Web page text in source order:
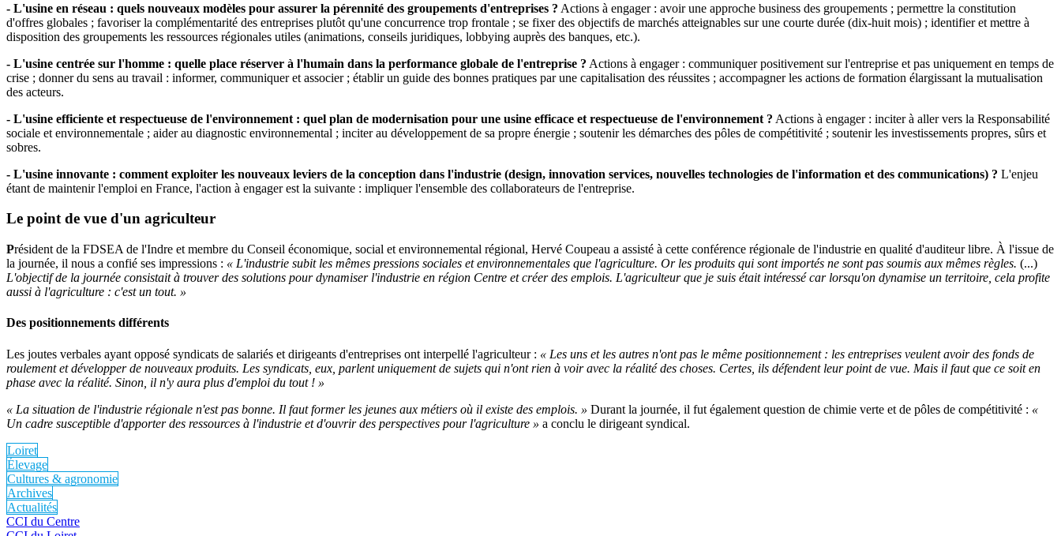
- L'usine en réseau : quels nouveaux modèles pour assurer la pérennité des groupements d'entreprises ? Actions à engager : avoir une approche business des groupements ; permettre la constitution
d'offres globales ; favoriser la complémentarité des entreprises plutôt qu'une concurrence trop frontale ; se fixer des objectifs de marchés atteignables sur une courte durée (dix-huit mois) ; identifier et mettre à
disposition des groupements les ressources régionales utiles (animations, conseils juridiques, lobbying auprès des banques, etc.).
- L'usine centrée sur l'homme : quelle place réserver à l'humain dans la performance globale de l'entreprise ? Actions à engager : communiquer positivement sur l'entreprise et pas uniquement en temps de
crise ; donner du sens au travail : informer, communiquer et associer ; établir un guide des bonnes pratiques par une capitalisation des réussites ; accompagner les actions de formation élargissant la mutualisation
des acteurs.
- L'usine efficiente et respectueuse de l'environnement : quel plan de modernisation pour une usine efficace et respectueuse de l'environnement ? Actions à engager : inciter à aller vers la Responsabilité
sociale et environnementale ; aider au diagnostic environnemental ; inciter au développement de sa propre énergie ; soutenir les démarches des pôles de compétitivité ; soutenir les investissements propres, sûrs et
sobres.
- L'usine innovante : comment exploiter les nouveaux leviers de la conception dans l'industrie (design, innovation services, nouvelles technologies de l'information et des communications) ? L'enjeu
étant de maintenir l'emploi en France, l'action à engager est la suivante : impliquer l'ensemble des collaborateurs de l'entreprise.
Le point de vue d'un agriculteur
Président de la FDSEA de l'Indre et membre du Conseil économique, social et environnemental régional, Hervé Coupeau a assisté à cette conférence régionale de l'industrie en qualité d'auditeur libre. À l'issue de
la journée, il nous a confié ses impressions : « L'industrie subit les mêmes pressions sociales et environnementales que l'agriculture. Or les produits qui sont importés ne sont pas soumis aux mêmes règles. (...)
L'objectif de la journée consistait à trouver des solutions pour dynamiser l'industrie en région Centre et créer des emplois. L'agriculteur que je suis était intéressé car lorsqu'on dynamise un territoire, cela profite
aussi à l'agriculture : c'est un tout. »
Des positionnements différents
Les joutes verbales ayant opposé syndicats de salariés et dirigeants d'entreprises ont interpellé l'agriculteur : « Les uns et les autres n'ont pas le même positionnement : les entreprises veulent avoir des fonds de
roulement et développer de nouveaux produits. Les syndicats, eux, parlent uniquement de sujets qui n'ont rien à voir avec la réalité des choses. Certes, ils défendent leur point de vue. Mais il faut que ce soit en
phase avec la réalité. Sinon, il n'y aura plus d'emploi du tout ! »
« La situation de l'industrie régionale n'est pas bonne. Il faut former les jeunes aux métiers où il existe des emplois. » Durant la journée, il fut également question de chimie verte et de pôles de compétitivité : «
Un cadre susceptible d'apporter des ressources à l'industrie et d'ouvrir des perspectives pour l'agriculture » a conclu le dirigeant syndical.
Loiret
Élevage
Cultures & agronomie
Archives
Actualités
CCI du Centre